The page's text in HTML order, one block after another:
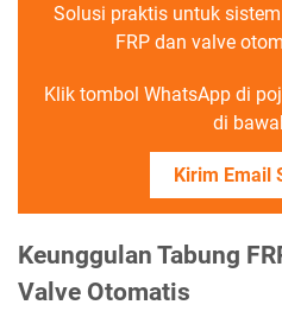
Solusi praktis untuk
FRP dan valve
Klik tombol WhatsApp di
di
Kirim Email
Keunggulan Tabung
Valve Otomatis